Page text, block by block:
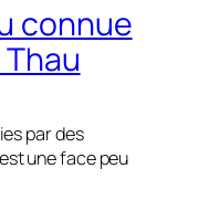
connue
par des
une face peu